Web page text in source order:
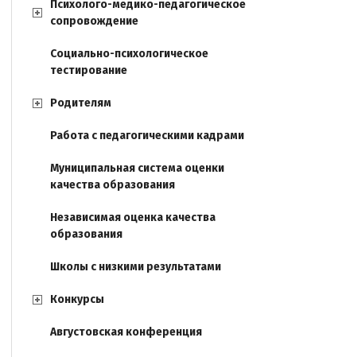
Психолого-медико-педагогическое
сопровождение
Социально-психологическое
тестирование
Родителям
Работа с педагогическими кадрами
Муниципальная система оценки
качества образования
Независимая оценка качества
образования
Школы с низкими результатами
Конкурсы
Августовская конференция